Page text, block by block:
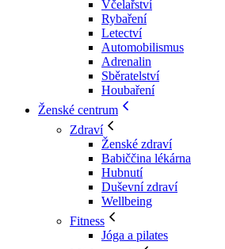
Včelařství
Rybaření
Letectví
Automobilismus
Adrenalin
Sběratelství
Houbaření
Ženské centrum
Zdraví
Ženské zdraví
Babiččina lékárna
Hubnutí
Duševní zdraví
Wellbeing
Fitness
Jóga a pilates